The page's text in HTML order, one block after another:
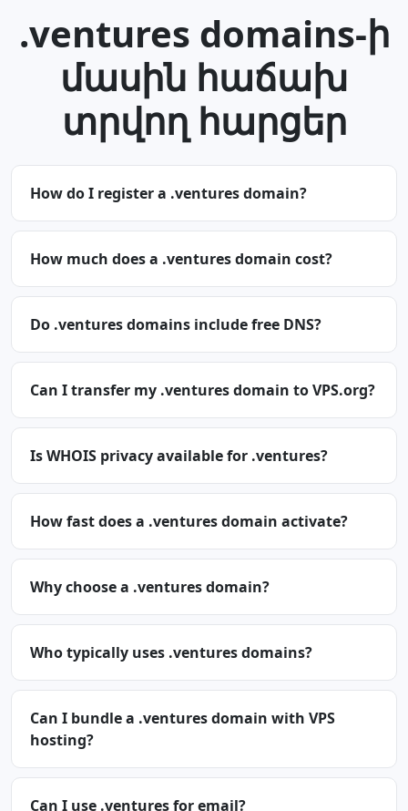
.ventures domains-ի
մասին հաճախ
տրվող հարցեր
How do I register a .ventures domain?
How much does a .ventures domain cost?
Do .ventures domains include free DNS?
Can I transfer my .ventures domain to VPS.org?
Is WHOIS privacy available for .ventures?
How fast does a .ventures domain activate?
Why choose a .ventures domain?
Who typically uses .ventures domains?
Can I bundle a .ventures domain with VPS
hosting?
Can I use .ventures for email?